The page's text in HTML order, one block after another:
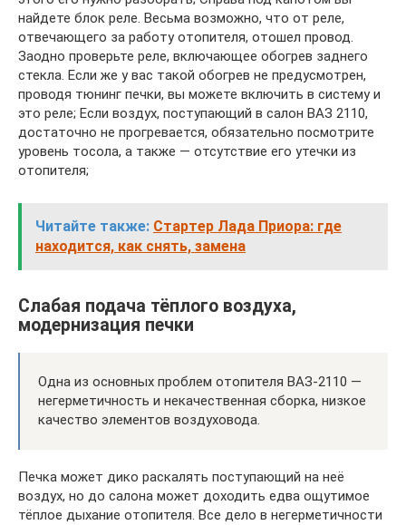
найдете блок реле. Весьма возможно, что от реле,
отвечающего за работу отопителя, отошел провод.
Заодно проверьте реле, включающее обогрев заднего
стекла. Если же у вас такой обогрев не предусмотрен,
проводя тюнинг печки, вы можете включить в систему и
это реле; Если воздух, поступающий в салон ВАЗ 2110,
достаточно не прогревается, обязательно посмотрите
уровень тосола, а также — отсутствие его утечки из
отопителя;
Читайте также: Стартер Лада Приора: где
находится, как снять, замена
Слабая подача тёплого воздуха,
модернизация печки
Одна из основных проблем отопителя ВАЗ-2110 —
негерметичность и некачественная сборка, низкое
качество элементов воздуховода.
Печка может дико раскалять поступающий на неё
воздух, но до салона может доходить едва ощутимое
тёплое дыхание отопителя. Все дело в негерметичности